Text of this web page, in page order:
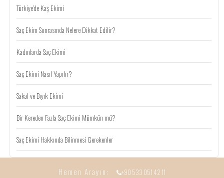
Türkiye’de Kaş Ekimi
Saç Ekim Sonrasında Nelere Dikkat Edilir?
Kadınlarda Saç Ekimi
Saç Ekimi Nasıl Yapılır?
Sakal ve Bıyık Ekimi
Bir Kereden Fazla Saç Ekimi Mümkün mü?
Saç Ekimi Hakkında Bilinmesi Gerekenler
Hemen Arayın: +90 533 051 42 11